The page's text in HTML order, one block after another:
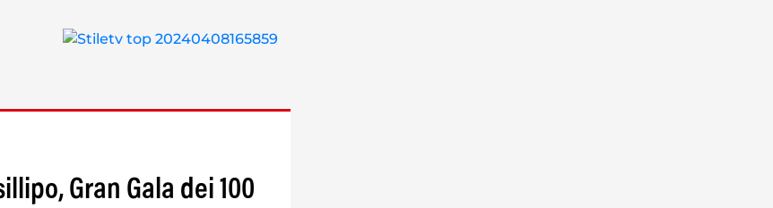
Gran Gala dei 100